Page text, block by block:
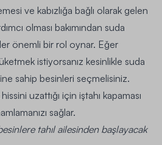
ve kabızlığa bağlı olarak gelen
olması bakımından suda
önemli bir rol oynar. Eğer
istiyorsanız kesinlikle suda
sahip besinleri seçmelisiniz.
uzattığı için iştahı kapaması
sağlar.
tahıl ailesinden başlayacak